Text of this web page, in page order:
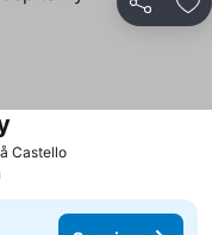
Dela
CastelloSe priser